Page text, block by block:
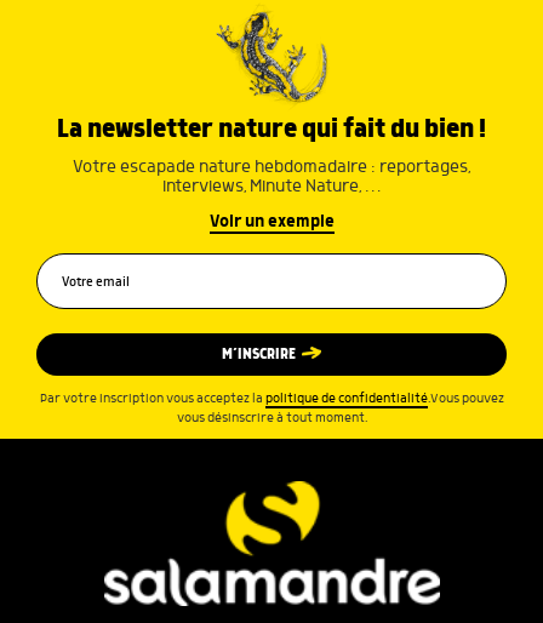
La newsletter nature qui fait du bien !
Votre escapade nature hebdomadaire : reportages,
interviews, Minute Nature, …
Voir un exemple
M’INSCRIRE
Par votre inscription vous acceptez la politique de confidentialité.Vous pouvez
vous désinscrire à tout moment.